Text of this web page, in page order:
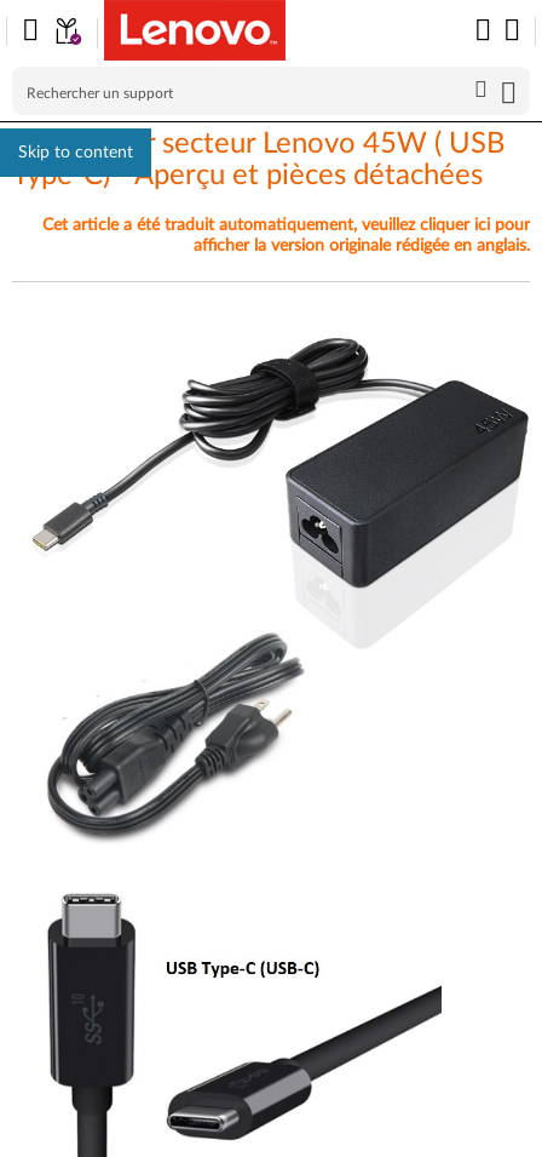
Skip to content
Adaptateur secteur Lenovo 45W ( USB
Type-C) - Aperçu et pièces détachées
Cet article a été traduit automatiquement, veuillez cliquer ici pour
afficher la version originale rédigée en anglais.